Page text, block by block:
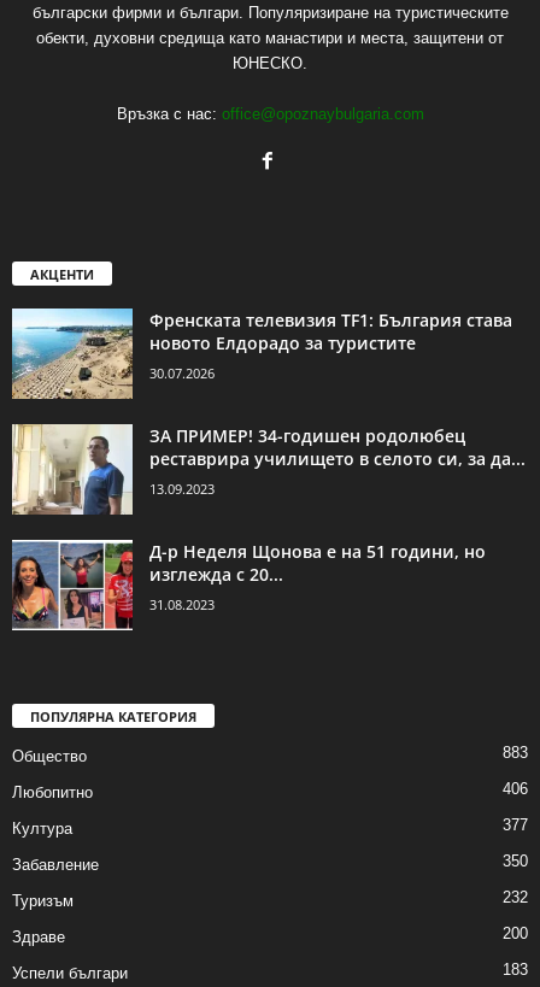
български фирми и българи. Популяризиране на туристическите
обекти, духовни средища като манастири и места, защитени от
ЮНЕСКО.
Връзка с нас: office@opoznaybulgaria.com
АКЦЕНТИ
Френската телевизия TF1: България става
новото Елдорадо за туристите
30.07.2026
ЗА ПРИМЕР! 34-годишен родолюбец
реставрира училището в селото си, за да...
13.09.2023
Д-р Неделя Щонова е на 51 години, но
изглежда с 20...
31.08.2023
ПОПУЛЯРНА КАТЕГОРИЯ
Общество 883
Любопитно 406
Култура 377
Забавление 350
Туризъм 232
Здраве 200
Успели българи 183